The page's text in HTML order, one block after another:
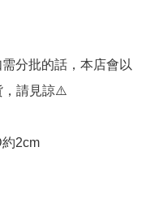
分批的話，本店會以
，請見諒⚠️
2cm